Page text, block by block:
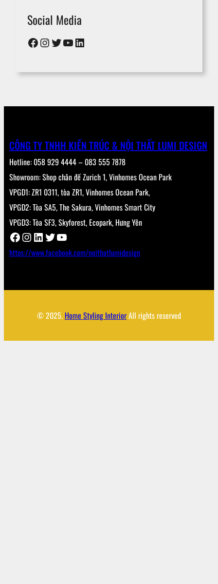
Social Media
Facebook Instagram Twitter YouTube LinkedIn
CÔNG TY TNHH KIẾN TRÚC & NỘI THẤT LUMI DESIGN
Hotline: 058 929 4444 – 083 555 7878
Showroom: Shop chân đế Zurich 1, Vinhomes Ocean Park
VPGD1: ZR1 0311, tòa ZR1, Vinhomes Ocean Park,
VPGD2: Tòa SA5, The Sakura, Vinhomes Smart City
VPGD3: Tòa SF3, Skyforest, Ecopark, Hưng Yên
Facebook Instagram LinkedIn Twitter YouTube
https://www.facebook.com/noithatlumidesign
© 2025. Home Styling InteriorAll rights reserved